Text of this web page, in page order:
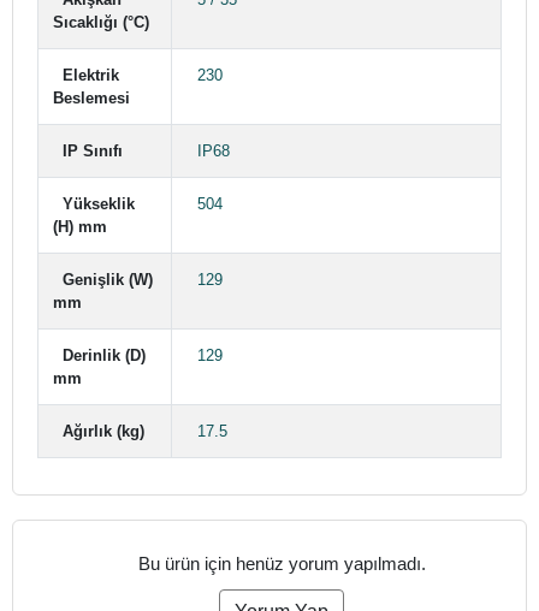
Sıcaklığı (°C)
Elektrik
Beslemesi
230
IP Sınıfı IP68
Yükseklik
(H) mm
504
Genişlik (W)
mm
129
Derinlik (D)
mm
129
Ağırlık (kg) 17.5
Bu ürün için henüz yorum yapılmadı.